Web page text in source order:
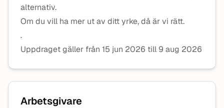
alternativ.
Om du vill ha mer ut av ditt yrke, då är vi rätt.
.
Uppdraget gäller från 15 jun 2026 till 9 aug 2026
Arbetsgivare